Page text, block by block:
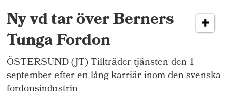
Ny vd tar över Berners
Tunga Fordon
ÖSTERSUND (JT) Tillträder tjänsten den 1
september efter en lång karriär inom den svenska
fordonsindustrin